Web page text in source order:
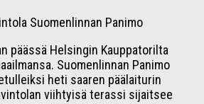
Suomenlinnan Panimo
päässä Helsingin Kauppatorilta
Suomenlinnan Panimo
heti saaren päälaiturin
viihtyisä terassi sijaitsee